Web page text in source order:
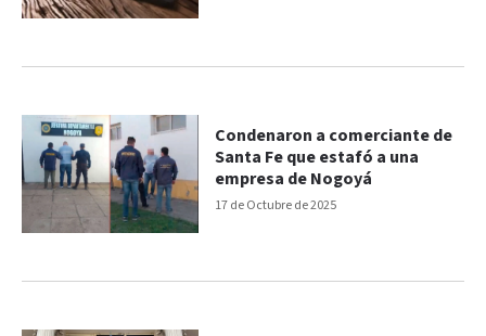
17 de Octubre de 2025
Condenaron a comerciante de
Santa Fe que estafó a una
empresa de Nogoyá